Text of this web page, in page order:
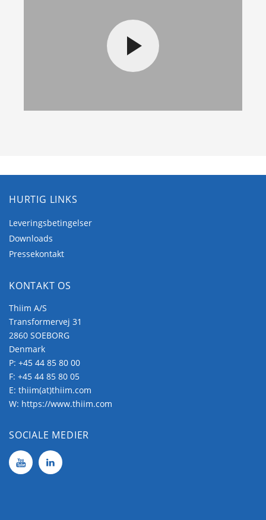
HURTIG LINKS
Leveringsbetingelser
Downloads
Pressekontakt
KONTAKT OS
Thiim A/S
Transformervej 31
2860 SOEBORG
Denmark
P: +45 44 85 80 00
F: +45 44 85 80 05
E: thiim(at)thiim.com
W: https://www.thiim.com
SOCIALE MEDIER